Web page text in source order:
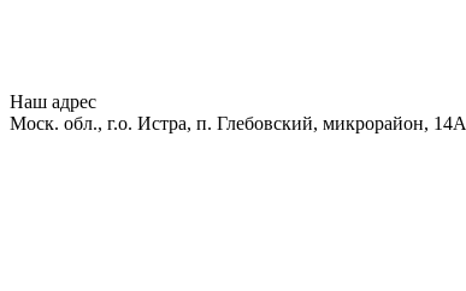
Наш адрес
Моск. обл., г.о. Истра, п. Глебовский, микрорайон, 14А